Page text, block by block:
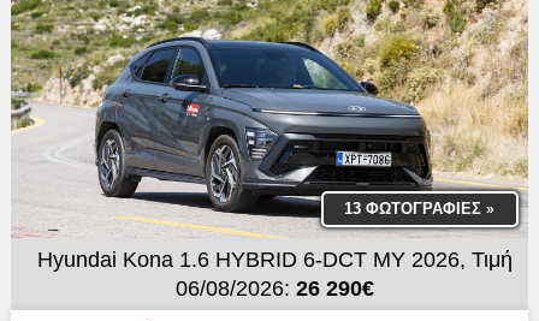
13 ΦΩΤΟΓΡΑΦΙΕΣ»
Hyundai Kona 1.6 HYBRID 6-DCT MY 2026, Τιμή
06/08/2026: 26 290€